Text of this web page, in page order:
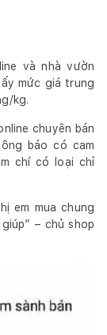
và nhà vườn
mức giá trung
kg.
chuyên bán
báo có cam
chí có loại chỉ
em mua chung
– chủ shop